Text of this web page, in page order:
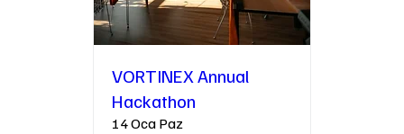
VORTINEX Annual
Hackathon
14 Oca Paz